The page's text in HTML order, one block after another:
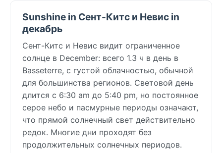
Sunshine in Сент-Китс и Невис in
декабрь
Сент-Китс и Невис видит ограниченное
солнце в December: всего 1.3 ч в день в
Basseterre, с густой облачностью, обычной
для большинства регионов. Световой день
длится с 6:30 am до 5:40 pm, но постоянное
серое небо и пасмурные периоды означают,
что прямой солнечный свет действительно
редок. Многие дни проходят без
продолжительных солнечных периодов.